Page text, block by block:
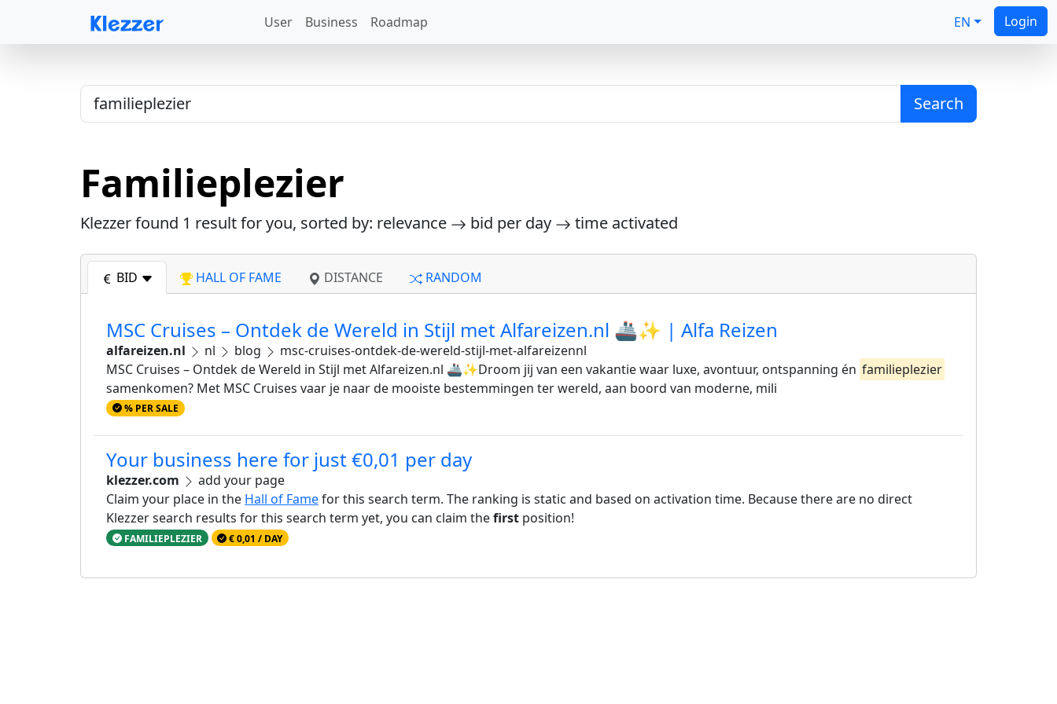
User Business Roadmap EN Login
Search
Familieplezier
Klezzer found 1 result for you, sorted by: relevance bid per day time activated
BID HALL OF FAME DISTANCE RANDOM
MSC Cruises – Ontdek de Wereld in Stijl met Alfareizen.nl 🚢✨ | Alfa Reizen
alfareizen.nl nl blog
msc-cruises-ontdek-de-wereld-stijl-met-alfareizennl
MSC Cruises – Ontdek de Wereld in Stijl met Alfareizen.nl 🚢✨Droom jij van een vakantie waar luxe, avontuur, ontspanning én familieplezier
samenkomen? Met MSC Cruises vaar je naar de mooiste bestemmingen ter wereld, aan boord van moderne, mili
% PER SALE
Your business here for just €0,01 per day
klezzer.com
add your page
Claim your place in the Hall of Famefor this search term. The ranking is static and based on activation time. Because there are no direct
Klezzer search results for this search term yet, you can claim thefirst position!
FAMILIEPLEZIER € 0,01 / DAY